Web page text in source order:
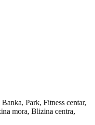
Park, Fitness centar,
mora, Blizina centra,